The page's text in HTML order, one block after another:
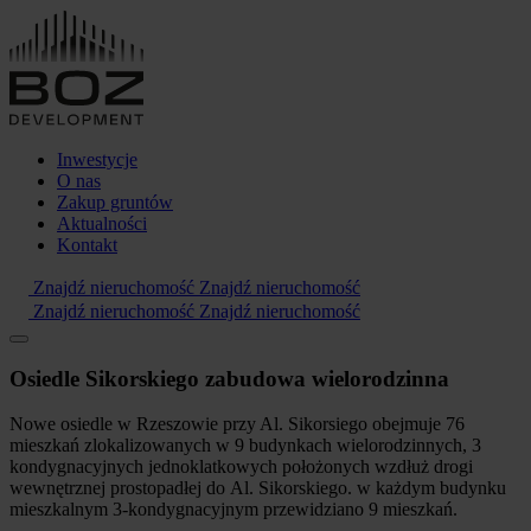
Inwestycje
O nas
Zakup gruntów
Aktualności
Kontakt
Znajdź nieruchomość Znajdź nieruchomość
Znajdź nieruchomość Znajdź nieruchomość
Osiedle Sikorskiego zabudowa wielorodzinna
Nowe osiedle w Rzeszowie przy Al. Sikorsiego obejmuje 76
mieszkań zlokalizowanych w 9 budynkach wielorodzinnych, 3
kondygnacyjnych jednoklatkowych położonych wzdłuż drogi
wewnętrznej prostopadłej do Al. Sikorskiego. w każdym budynku
mieszkalnym 3-kondygnacyjnym przewidziano 9 mieszkań.